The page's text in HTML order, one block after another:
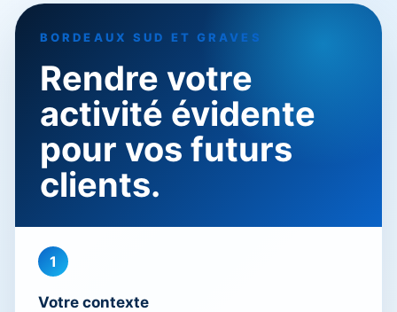
BORDEAUX SUD ET GRAVES
Rendre votre
activité évidente
pour vos futurs
clients.
1
Votre contexte